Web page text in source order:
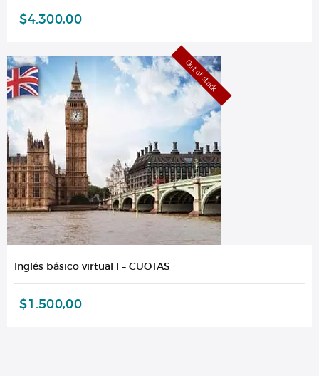
$4.300,00
Out of stock
Inglés básico virtual I – CUOTAS
$1.500,00